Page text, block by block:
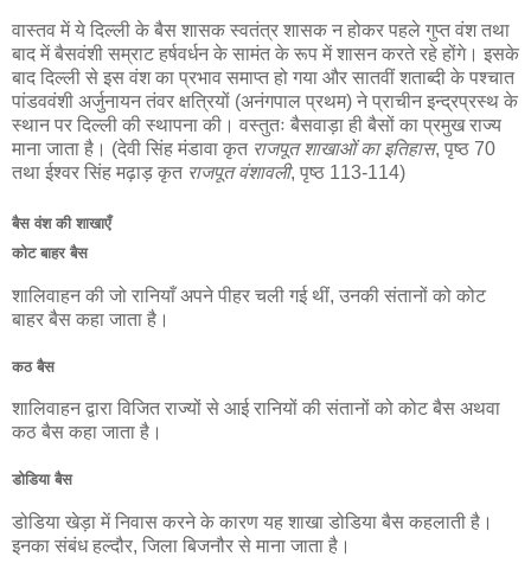
वास्तव में ये दिल्ली के बैस शासक स्वतंत्र शासक न होकर पहले गुप्त वंश तथा
बाद में बैसवंशी सम्राट हर्षवर्धन के सामंत के रूप में शासन करते रहे होंगे। इसके
बाद दिल्ली से इस वंश का प्रभाव समाप्त हो गया और सातवीं शताब्दी के पश्चात
पांडववंशी अर्जुनायन तंवर क्षत्रियों (अनंगपाल प्रथम) ने प्राचीन इन्द्रप्रस्थ के
स्थान पर दिल्ली की स्थापना की। वस्तुतः बैसवाड़ा ही बैसों का प्रमुख राज्य
माना जाता है। (देवी सिंह मंडावा कृत राजपूत शाखाओं का इतिहास, पृष्ठ 70
तथा ईश्वर सिंह मढ़ाड़ कृत राजपूत वंशावली, पृष्ठ 113-114)
बैस वंश की शाखाएँ
कोट बाहर बैस
शालिवाहन की जो रानियाँ अपने पीहर चली गई थीं, उनकी संतानों को कोट
बाहर बैस कहा जाता है।
कठ बैस
शालिवाहन द्वारा विजित राज्यों से आई रानियों की संतानों को कोट बैस अथवा
कठ बैस कहा जाता है।
डोडिया बैस
डोडिया खेड़ा में निवास करने के कारण यह शाखा डोडिया बैस कहलाती है।
इनका संबंध हल्दौर, जिला बिजनौर से माना जाता है।